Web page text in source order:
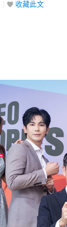
收藏此文